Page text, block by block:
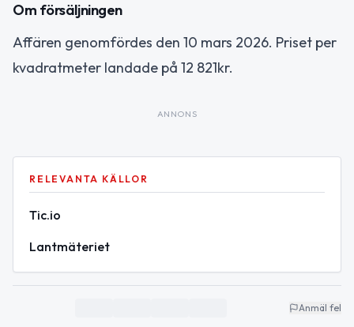
Om försäljningen
Affären genomfördes den 10 mars 2026. Priset per
kvadratmeter landade på 12 821kr.
ANNONS
RELEVANTA KÄLLOR
Tic.io
Lantmäteriet
Anmäl fel